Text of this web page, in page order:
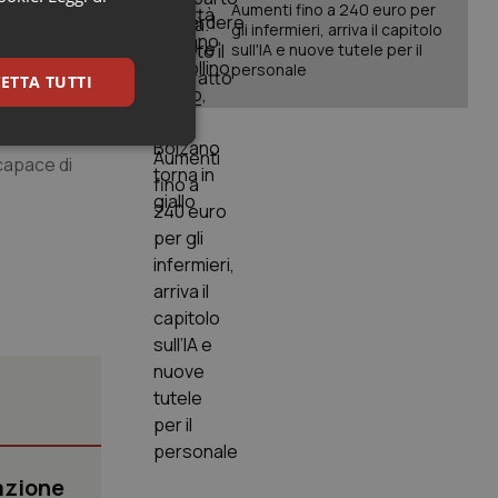
per
ad
di
Aumenti fino a 240 euro per
gli infermieri, arriva il capitolo
sull'IA e nuove tutele per il
personale
TUTTI
per la loro
e
che le loro